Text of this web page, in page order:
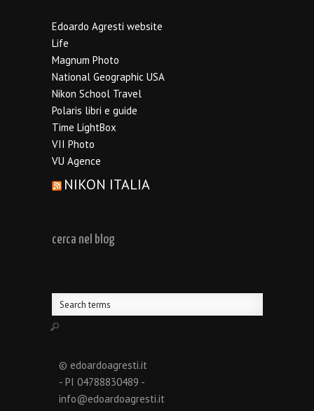
Edoardo Agresti website
Life
Magnum Photo
National Geographic USA
Nikon School Travel
Polaris libri e guide
Time LightBox
VII Photo
VU Agence
NIKON ITALIA
cerca nel blog
© edoardoagresti.it
- PI 04788830489 -
info@edoardoagresti.it